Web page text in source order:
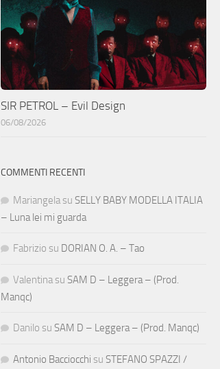
SIR PETROL – Evil Design
06/08/2026
COMMENTI RECENTI
Mariangela su SELLY BABY MODELLA ITALIA
– Luna lei mi guarda
Fabrizio su DORIAN O. A. – Tao
Valentina su SAM D – Leggera – (Prod.
Manqc)
Danilo su SAM D – Leggera – (Prod. Manqc)
Antonio Bacciocchi su STEFANO SPAZZI /